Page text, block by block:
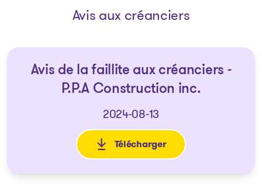
Avis aux créanciers
Avis de la faillite aux créanciers -
P.P.A Construction inc.
2024-08-13
Télécharger
: Avis de la faillite aux